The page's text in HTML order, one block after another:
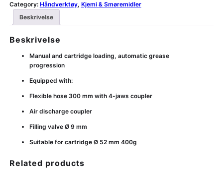
Category: Håndverktøy, Kjemi & Smøremidler
Beskrivelse
Beskrivelse
Manual and cartridge loading, automatic grease
progression
Equipped with:
Flexible hose 300 mm with 4-jaws coupler
Air discharge coupler
Filling valve Ø 9 mm
Suitable for cartridge Ø 52 mm 400g
Related products